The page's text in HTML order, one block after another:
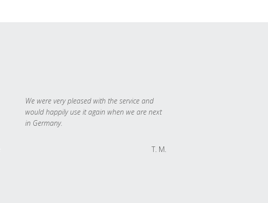
We were very pleased with the service and
would happily use it again when we are next
in Germany.
T. M.